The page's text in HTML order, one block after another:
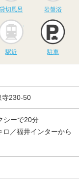
貸切風呂 岩盤浴
駅近 駐車
寺230-50
シーで20分
／福井インターから